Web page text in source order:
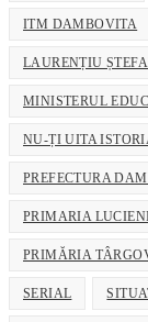
ITM DAMBOVITA
LAURENȚIU
MINISTERUL
NU-ȚI UITA
PREFECTURA
PRIMARIA
PRIMĂRIA
SERIAL